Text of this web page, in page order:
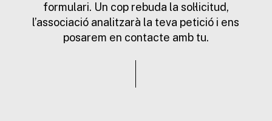
formulari. Un cop rebuda la sol·licitud,
l’associació analitzarà la teva petició i ens
posarem en contacte amb tu.